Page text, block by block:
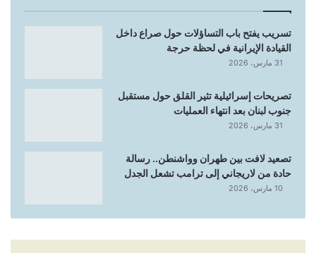
تسريب يفتح باب التساؤلات حول صراع داخل
القيادة الإيرانية في لحظة حرجة
31 مارس، 2026
تصريحات إسرائيلية تثير القلق حول مستقبل
جنوب لبنان بعد انتهاء العمليات
31 مارس، 2026
تصعيد لافت بين طهران وواشنطن.. رسالة
حادة من لاريجاني إلى ترامب تشعل الجدل
10 مارس، 2026